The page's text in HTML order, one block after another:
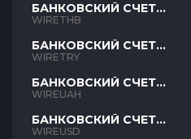
БАНКОВСКИЙ СЧЕТ
THB
WIRETHB
БАНКОВСКИЙ СЧЕТ
TRY
WIRETRY
БАНКОВСКИЙ СЧЕТ
UAH
WIREUAH
БАНКОВСКИЙ СЧЕТ
USD
WIREUSD